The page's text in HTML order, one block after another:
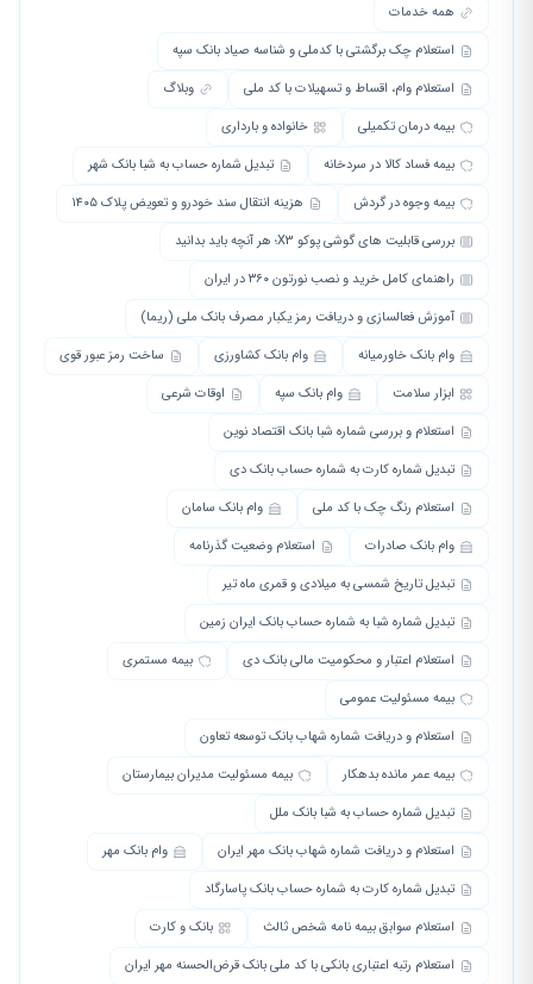
همه خدمات
استعلام چک برگشتی با کدملی و شناسه صیاد بانک سپه
استعلام وام، اقساط و تسهیلات با کد ملی
وبلاگ
بیمه درمان تکمیلی
خانواده و بارداری
بیمه فساد کالا در سردخانه
تبدیل شماره حساب به شبا بانک شهر
بیمه وجوه در گردش
هزینه انتقال سند خودرو و تعویض پلاک ۱۴۰۵
بررسی قابلیت های گوشی پوکو X3؛ هر آنچه باید بدانید
راهنمای کامل خرید و نصب نورتون ۳۶۰ در ایران
آموزش فعالسازی و دریافت رمز یکبار مصرف بانک ملی (ریما)
وام بانک خاورمیانه
وام بانک کشاورزی
ساخت رمز عبور قوی
ابزار سلامت
وام بانک سپه
اوقات شرعی
استعلام و بررسی شماره شبا بانک اقتصاد نوین
تبدیل شماره کارت به شماره حساب بانک دی
استعلام رنگ چک با کد ملی
وام بانک سامان
وام بانک صادرات
استعلام وضعیت گذرنامه
تبدیل تاریخ شمسی به میلادی و قمری ماه تیر
تبدیل شماره شبا به شماره حساب بانک ایران زمین
استعلام اعتبار و محکومیت مالی بانک دی
بیمه مستمری
بیمه مسئولیت عمومی
استعلام و دریافت شماره شهاب بانک توسعه تعاون
بیمه عمر مانده بدهکار
بیمه مسئولیت مدیران بیمارستان
تبدیل شماره حساب به شبا بانک ملل
استعلام و دریافت شماره شهاب بانک مهر ایران
وام بانک مهر
تبدیل شماره کارت به شماره حساب بانک پاسارگاد
استعلام سوابق بیمه نامه شخص ثالث
بانک و کارت
استعلام رتبه اعتباری بانکی با کد ملی بانک قرض‌الحسنه مهر ایران